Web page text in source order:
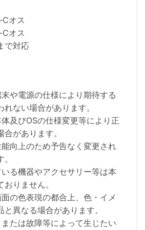
オス
オス
で対応
や電源の仕様により期待する
ない場合があります。
及びOSの仕様変更等により正
があります。
向上のため予告なく変更され
る機器やアクセサリー等は本
りません。
の色表現の都合上、色・イメ
異なる場合があります。
たは故障等によって生じたい